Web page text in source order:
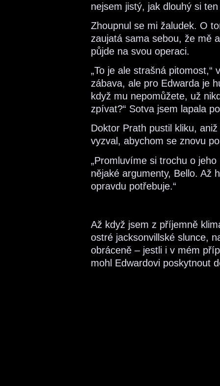
nejsem jistý, jak dlouhý si
Zhoupnul se mi žaludek. O
zaujatá sama sebou, že mě
půjde na svou operaci.
„To je ale strašná pitomost,“
zábava, ale pro Edwarda je
když mu nepomůžete, už
zpívat?“ Sotva jsem lapala
Doktor Prath pustil kliku,
vyzval, abychom se znovu
„Promluvíme si trochu o
nějaké argumenty, Bello. Až
opravdu potřebuje.“
Až když jsem z příjemně
ostré jacksonvillské slunce,
obráceně – jestli i v mém
mohl Edwardovi poskytnout